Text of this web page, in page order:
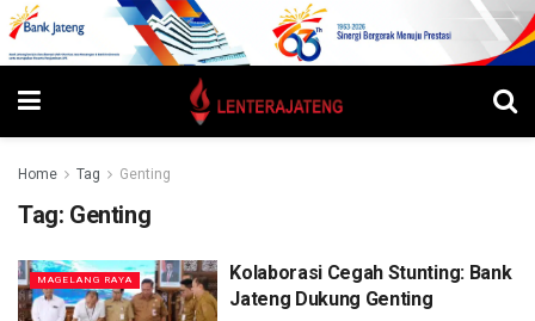
Home Tag Genting
Tag: Genting
MAGELANG RAYA
Kolaborasi Cegah Stunting: Bank
Jateng Dukung Genting